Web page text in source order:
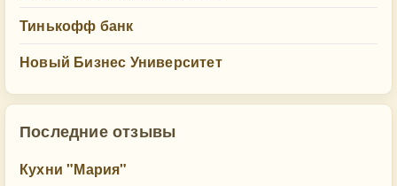
Тинькофф банк
Новый Бизнес Университет
Последние отзывы
Кухни "Мария"